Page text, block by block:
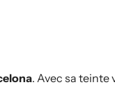
. Avec sa teinte